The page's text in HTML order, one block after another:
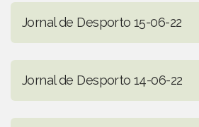
Jornal de Desporto 15-06-22
Jornal de Desporto 14-06-22